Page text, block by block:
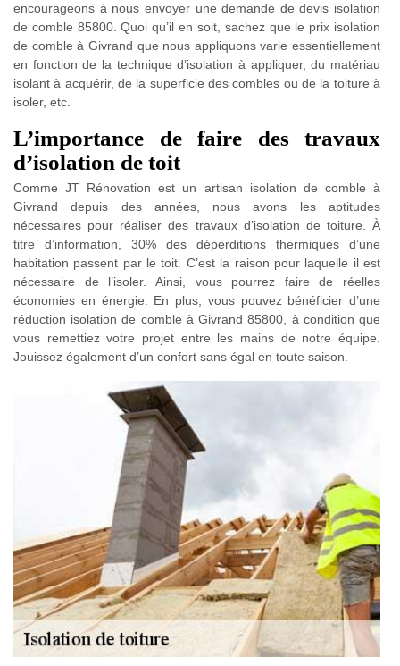
encourageons à nous envoyer une demande de devis isolation
de comble 85800. Quoi qu’il en soit, sachez que le prix isolation
de comble à Givrand que nous appliquons varie essentiellement
en fonction de la technique d’isolation à appliquer, du matériau
isolant à acquérir, de la superficie des combles ou de la toiture à
isoler, etc.
L’importance de faire des travaux
d’isolation de toit
Comme JT Rénovation est un artisan isolation de comble à
Givrand depuis des années, nous avons les aptitudes
nécessaires pour réaliser des travaux d’isolation de toiture. À
titre d’information, 30% des déperditions thermiques d’une
habitation passent par le toit. C’est la raison pour laquelle il est
nécessaire de l’isoler. Ainsi, vous pourrez faire de réelles
économies en énergie. En plus, vous pouvez bénéficier d’une
réduction isolation de comble à Givrand 85800, à condition que
vous remettiez votre projet entre les mains de notre équipe.
Jouissez également d’un confort sans égal en toute saison.